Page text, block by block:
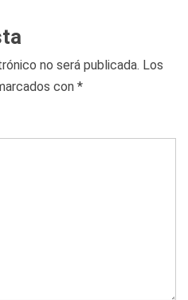
no será publicada. Los
con *